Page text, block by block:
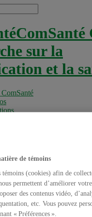
ComSanté
sur la
et la
associés
: dossier patient
:dossier
de témoins
témoins (cookies) afin de
permettent d’améliorer
des contenus vidéo,
etc. Vous pouvez
« Préférences ».